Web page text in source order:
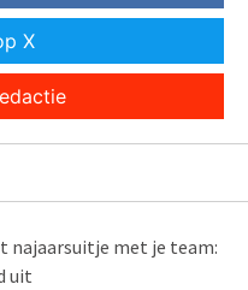
X
najaarsuitje met je team:
uit